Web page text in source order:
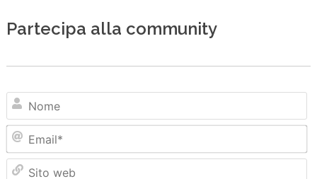
Partecipa alla community